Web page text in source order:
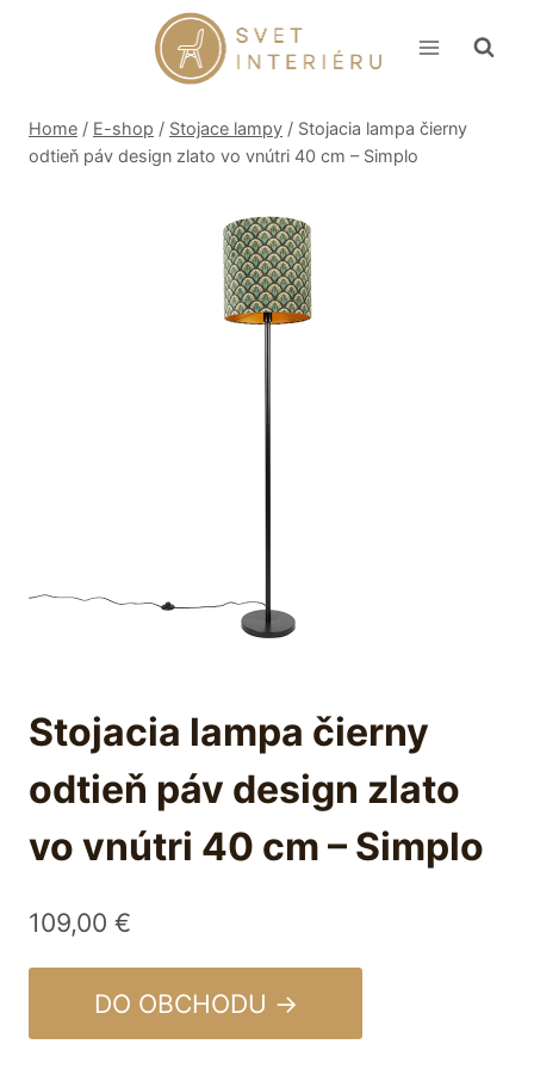
Home / E-shop / Stojace lampy / Stojacia lampa čierny
odtieň páv design zlato vo vnútri 40 cm – Simplo
Stojacia lampa čierny
odtieň páv design zlato
vo vnútri 40 cm – Simplo
109,00 €
DO OBCHODU →